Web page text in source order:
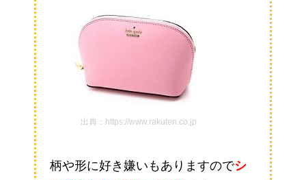
出典：https://www.rakuten.co.jp
柄や形に好き嫌いもありますのでシ